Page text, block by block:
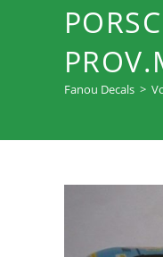
Fanou Decals >